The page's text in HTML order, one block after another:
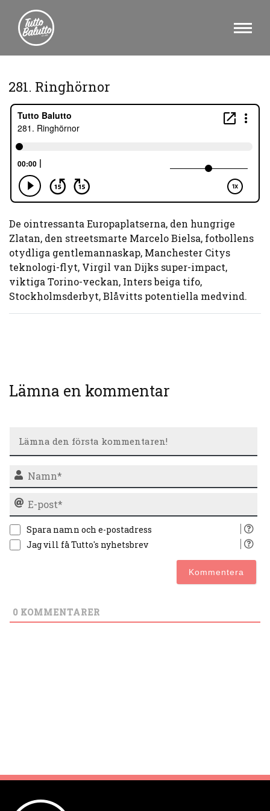
281. Ringhörnor
De ointressanta Europaplatserna, den hungrige
Zlatan, den streetsmarte Marcelo Bielsa, fotbollens
otydliga gentlemannaskap, Manchester Citys
teknologi-flyt, Virgil van Dijks super-impact,
viktiga Torino-veckan, Inters beiga tifo,
Stockholmsderbyt, Blåvitts potentiella medvind.
Lämna en kommentar
Spara namn och e-postadress
Jag vill få Tutto's nyhetsbrev
0 KOMMENTARER